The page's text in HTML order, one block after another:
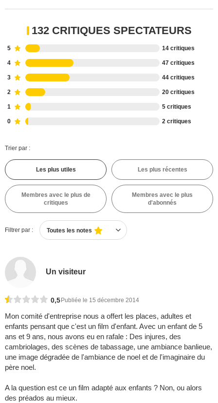
132 CRITIQUES SPECTATEURS
5 14 critiques
4 47 critiques
3 44 critiques
2 20 critiques
1 5 critiques
0 2 critiques
Trier par :
Les plus utiles Les plus récentes
Membres avec le plus de
critiques
Membres avec le plus
d'abonnés
Filtrer par : Toutes les notes
Un visiteur
0,5 Publiée le 15 décembre 2014
Mon comité d'entreprise nous a offert les places, adultes et
enfants pensant que c'est un film d'enfant. Avec un enfant de 5
ans et 9 ans, nous avons eu en rafale : Des injures, des
cambriolages, des scènes de tabassage, une ambiance banlieue,
une image dégradée de l'ambiance de noel et de l'imaginaire du
père noel.
A la question est ce un film adapté aux enfants ? Non, ou alors
des préados au mieux.